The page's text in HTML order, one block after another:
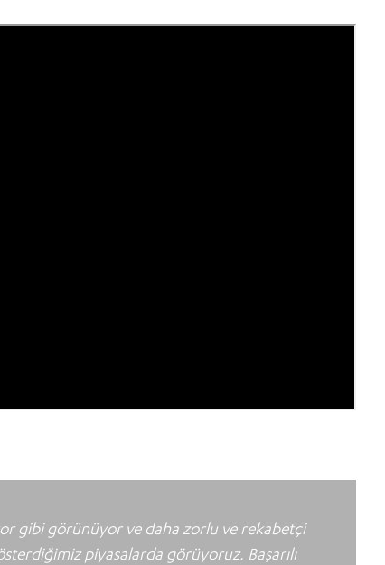
gibi görünüyor ve daha zorlu ve rekabetçi
piyasalarda görüyoruz. Başarılı